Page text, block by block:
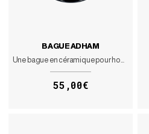
BAGUE ADHAM
55,00€